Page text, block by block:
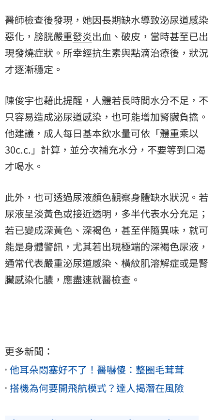
醫師檢查後發現，她因長期缺水導致泌尿道感染
惡化，膀胱嚴重發炎出血、破皮，當時甚至已出
現發燒症狀。所幸經抗生素與點滴治療後，狀況
才逐漸穩定。
陳俊宇也藉此提醒，人體若長時間水分不足，不
只容易造成泌尿道感染，也可能增加腎臟負擔。
他建議，成人每日基本飲水量可依「體重乘以
30c.c.」計算，並分次補充水分，不要等到口渴
才喝水。
此外，也可透過尿液顏色觀察身體缺水狀況。若
尿液呈淡黃色或接近透明，多半代表水分充足；
若已變成深黃色、深褐色，甚至伴隨異味，就可
能是身體警訊，尤其若出現極端的深褐色尿液，
通常代表嚴重泌尿道感染、橫紋肌溶解症或是腎
臟感染化膿，應盡速就醫檢查。
更多新聞：
他耳朵悶塞好不了！醫嚇傻：整圈毛茸茸
搭機為何要開飛航模式？達人揭潛在風險